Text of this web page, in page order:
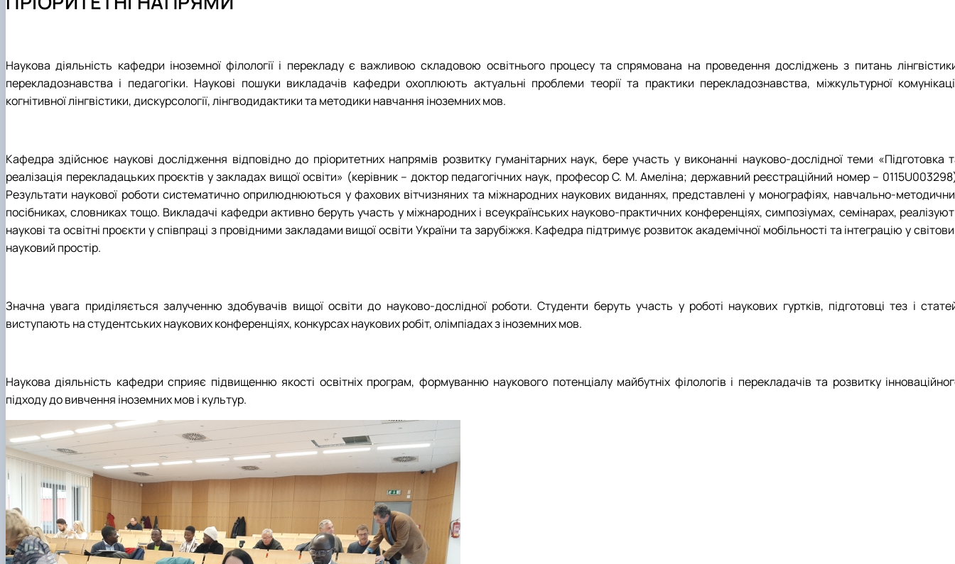
Як стати студентом?
Підготовчі курси до НМТ
Правила прийому 2026
Контактні дані
ОП "Англійська мова та друга іноземна" ОС Магістр
Робочі програми (нефілологічні спеціальності)
Наукові гуртки
Наукова діяльність кафедри іноземної філології і перекладу є важливою складовою освітнього процесу та спрямована на проведення досліджень з питань
перекладознавства і педагогіки. Наукові пошуки викладачів кафедри охоплюють актуальні проблеми теорії та практики перекладознавства, міжкультурної
когнітивної лінгвістики, дискурсології, лінгводидактики та методики навчання іноземних мов.
Кафедра здійснює наукові дослідження відповідно до пріоритетних напрямів розвитку гуманітарних наук, бере участь у виконанні науково-дослідної теми «Підготовка
реалізація перекладацьких проєктів у закладах вищої освіти» (керівник – доктор педагогічних наук, професор С. М. Амеліна; державний реєстраційний номер –
Результати наукової роботи систематично оприлюднюються у фахових вітчизняних та міжнародних наукових виданнях, представлені у монографіях, навчально-
посібниках, словниках тощо. Викладачі кафедри активно беруть участь у міжнародних і всеукраїнських науково-практичних конференціях, симпозіумах, семінарах,
наукові та освітні проєкти у співпраці з провідними закладами вищої освіти України та зарубіжжя. Кафедра підтримує розвиток академічної мобільності та інтеграцію у
науковий простір.
Значна увага приділяється залученню здобувачів вищої освіти до науково-дослідної роботи. Студенти беруть участь у роботі наукових гуртків, підготовці тез і
виступають на студентських наукових конференціях, конкурсах наукових робіт, олімпіадах з іноземних мов.
Наукова діяльність кафедри сприяє підвищенню якості освітніх програм, формуванню наукового потенціалу майбутніх філологів і перекладачів та розвитку
підходу до вивчення іноземних мов і культур.